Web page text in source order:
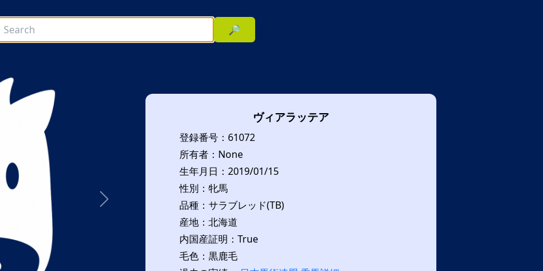
🔎
次へ
ヴィアラッテア
登録番号：61072
所有者：None
生年月日：2019/01/15
性別：牝馬
品種：サラブレッド(TB)
産地：北海道
内国産証明：True
毛色：黒鹿毛